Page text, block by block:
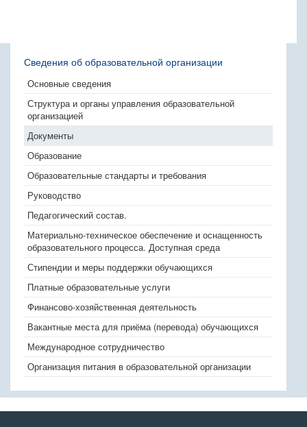
Сведения об образовательной организации
Основные сведения
Структура и органы управления образовательной
организацией
Документы
Образование
Образовательные стандарты и требования
Руководство
Педагогический состав.
Материально-техническое обеспечение и оснащенность
образовательного процесса. Доступная среда
Стипендии и меры поддержки обучающихся
Платные образовательные услуги
Финансово-хозяйственная деятельность
Вакантные места для приёма (перевода) обучающихся
Международное сотрудничество
Организация питания в образовательной организации